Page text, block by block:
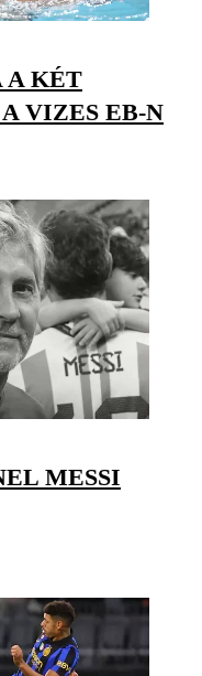
A KÉT
VIZES EB-N
MESSI